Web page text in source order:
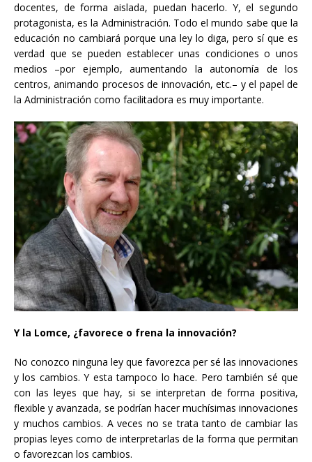
docentes, de forma aislada, puedan hacerlo. Y, el segundo
protagonista, es la Administración. Todo el mundo sabe que la
educación no cambiará porque una ley lo diga, pero sí que es
verdad que se pueden establecer unas condiciones o unos
medios –por ejemplo, aumentando la autonomía de los
centros, animando procesos de innovación, etc.– y el papel de
la Administración como facilitadora es muy importante.
Y la Lomce, ¿favorece o frena la innovación?
No conozco ninguna ley que favorezca per sé las innovaciones
y los cambios. Y esta tampoco lo hace. Pero también sé que
con las leyes que hay, si se interpretan de forma positiva,
flexible y avanzada, se podrían hacer muchísimas innovaciones
y muchos cambios. A veces no se trata tanto de cambiar las
propias leyes como de interpretarlas de la forma que permitan
o favorezcan los cambios.